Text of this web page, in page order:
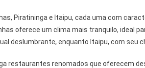
Piratininga e Itaipu, cada uma com
oferece um clima mais tranquilo, ideal
deslumbrante, enquanto Itaipu, com seu
restaurantes renomados que oferecem